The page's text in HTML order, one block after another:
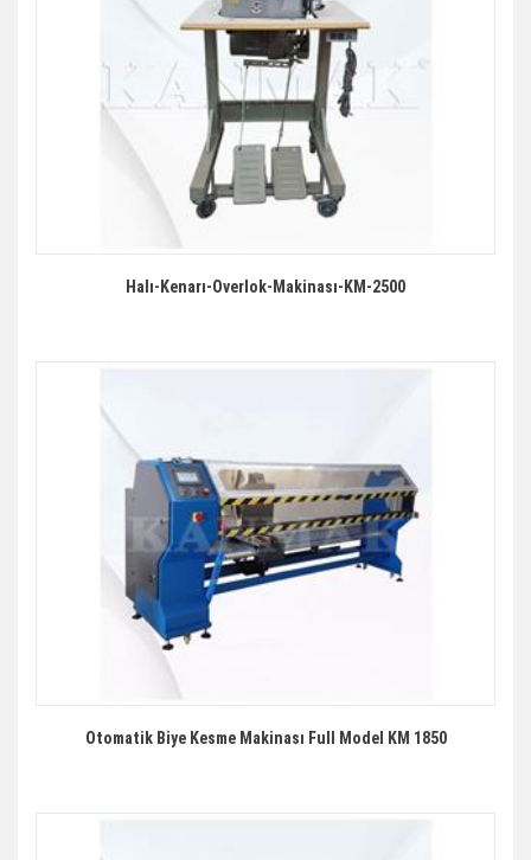
Halı-Kenarı-Overlok-Makinası-KM-2500
Otomatik Biye Kesme Makinası Full Model KM 1850